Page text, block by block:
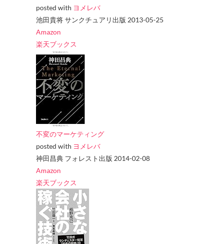
posted with ヨメレバ
池田貴将 サンクチュアリ出版 2013-05-25
Amazon
楽天ブックス
不変のマーケティング
posted with ヨメレバ
神田昌典 フォレスト出版 2014-02-08
Amazon
楽天ブックス